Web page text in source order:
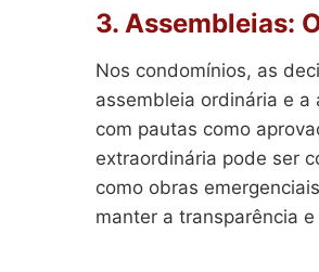
3. Assembleias:
Nos condomínios, as
assembleia ordinária e
com pautas como
extraordinária pode ser
como obras
manter a transparência